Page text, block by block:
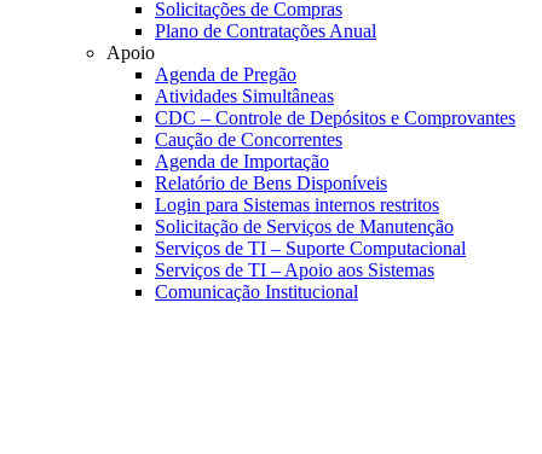
Solicitações de Compras
Plano de Contratações Anual
Apoio
Agenda de Pregão
Atividades Simultâneas
CDC – Controle de Depósitos e Comprovantes
Caução de Concorrentes
Agenda de Importação
Relatório de Bens Disponíveis
Login para Sistemas internos restritos
Solicitação de Serviços de Manutenção
Serviços de TI – Suporte Computacional
Serviços de TI – Apoio aos Sistemas
Comunicação Institucional